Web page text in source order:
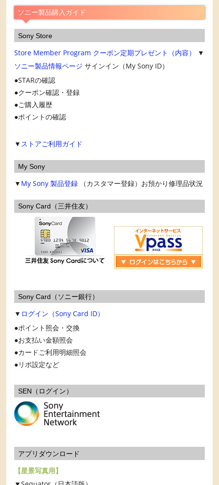
ブ
ソニー製品購入ガイド
Sony Store
Store Member Program クーポン定期プレゼント（内容）
▼
ソニー製品情報ページ サインイン（My Sony ID）
STARの確認
クーポン確認・登録
ご購入履歴
ポイントの確認
▼ ストアご利用ガイド
My Sony
▼ My Sony 製品登録 （カスタマー登録）お預かり修理品状況
Sony Card（三井住友）
Sony Card（ソニー銀行）
▼ ログイン（Sony Card ID）
ポイント照会・交換
お支払い金額照会
カードご利用明細照会
リボ設定など
SEN（ログイン）
アプリダウンロード
【星景写真用】